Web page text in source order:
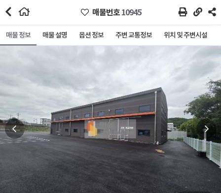
매물번호10945
매물 정보 매물 설명 옵션 정보 주변 교통정보 위치 및 주변시설